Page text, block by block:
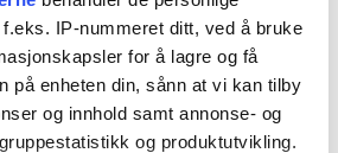
IP-nummeret ditt, ved å bruke
for å lagre og få
på enheten din, sånn at vi kan tilby
og innhold samt annonse- og
og produktutvikling.